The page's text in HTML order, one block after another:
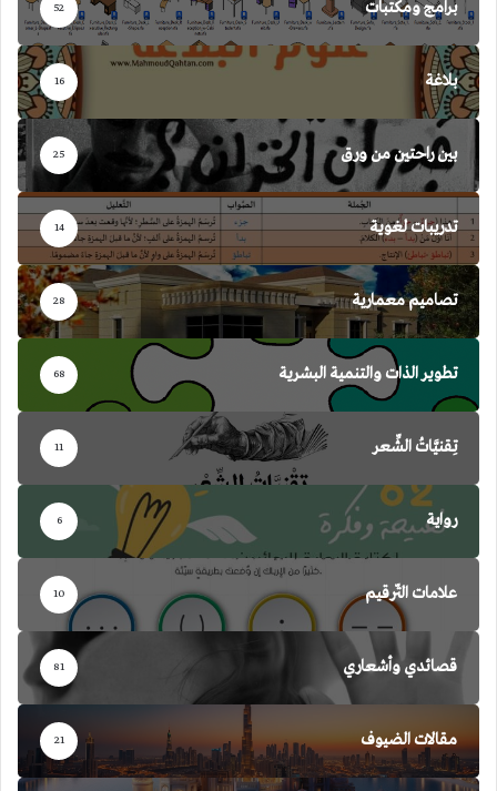
برامج ومكتبات 52
بلاغة 16
بين راحتين من ورق 25
تدريبات لغوية 14
تصاميم معمارية 28
تطوير الذات والتنمية البشرية 68
تِقنيَّاتُ الشِّعر 11
رواية 6
علامات التّرقيم 10
قصائدي وأشعاري 81
مقالات الضيوف 21